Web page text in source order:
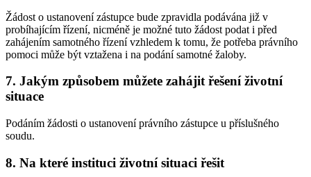
Žádost o ustanovení zástupce bude zpravidla podávána již v
probíhajícím řízení, nicméně je možné tuto žádost podat i před
zahájením samotného řízení vzhledem k tomu, že potřeba právního
pomoci může být vztažena i na podání samotné žaloby.
7. Jakým způsobem můžete zahájit řešení životní
situace
Podáním žádosti o ustanovení právního zástupce u příslušného
soudu.
8. Na které instituci životní situaci řešit